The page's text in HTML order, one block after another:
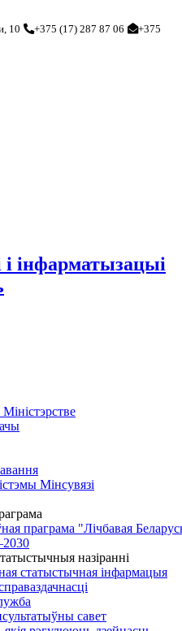
10 +375 (17) 287 87 06
+375
і інфарматызацыі
Мінсувязі
праграма "Лічбавая
назіранні
статыстычная інфармацыя
савет